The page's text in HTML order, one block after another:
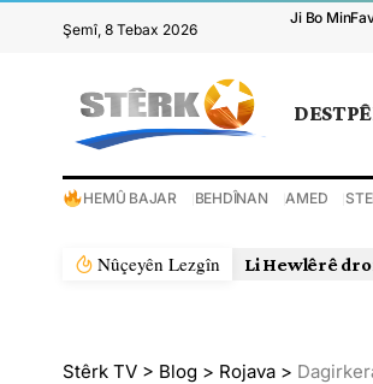
Şemî, 8 Tebax 2026
Ji Bo Min
HEMÛ BAJAR BEHDÎNAN AMED
Nûçeyên Lezgîn Li Hewlêrê
Stêrk TV > Blog > Rojava >